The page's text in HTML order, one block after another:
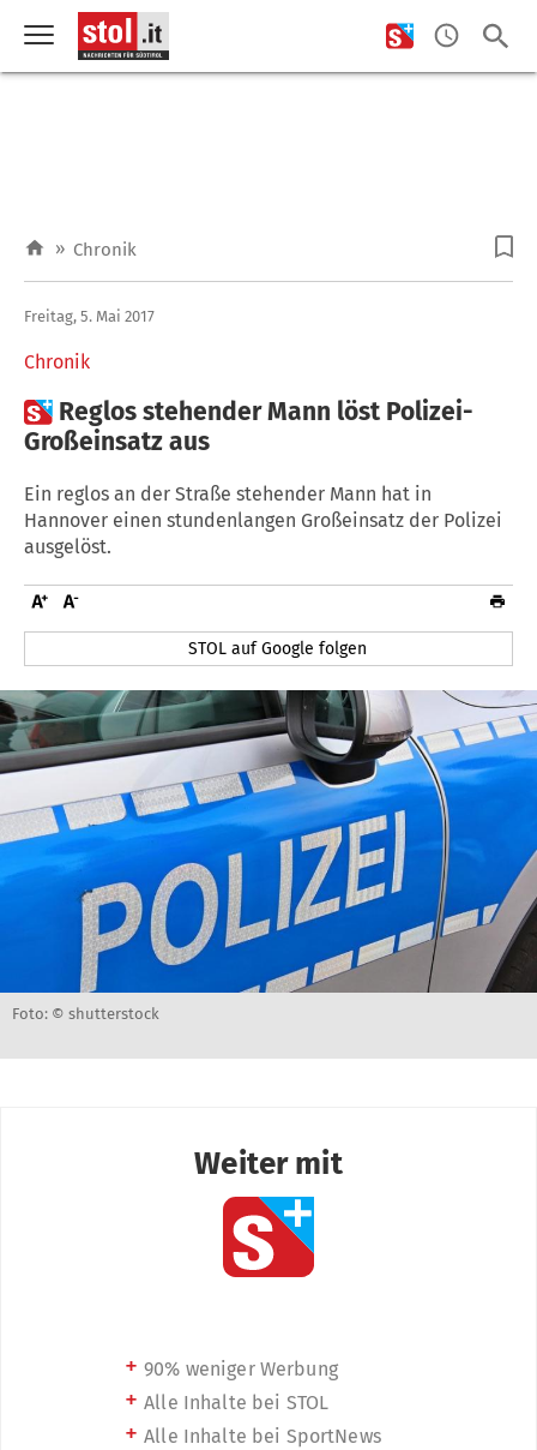
» Chronik
Chronik
Freitag, 5. Mai 2017
 Reglos stehender Mann löst Polizei-
Großeinsatz aus
Ein reglos an der Straße stehender Mann hat in
Hannover einen stundenlangen Großeinsatz der Polizei
ausgelöst.
STOL auf Google folgen
Foto: © shutterstock